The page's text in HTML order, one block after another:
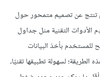
تنتج عن تصميم متمحور حول
الأدوات التقنية مثل جداول
للمستخدم بأخذ البيانات
لسهولة تطبيقها تقنيًا،